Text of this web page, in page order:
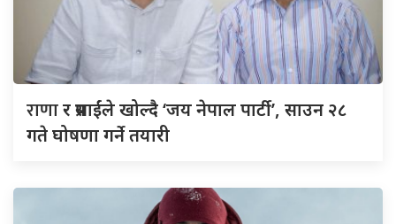
राणार प्रसाईंले खोल्दै ‘जय नेपाल पार्टी’, साउन २८
गते घोषणा गर्ने तयारी